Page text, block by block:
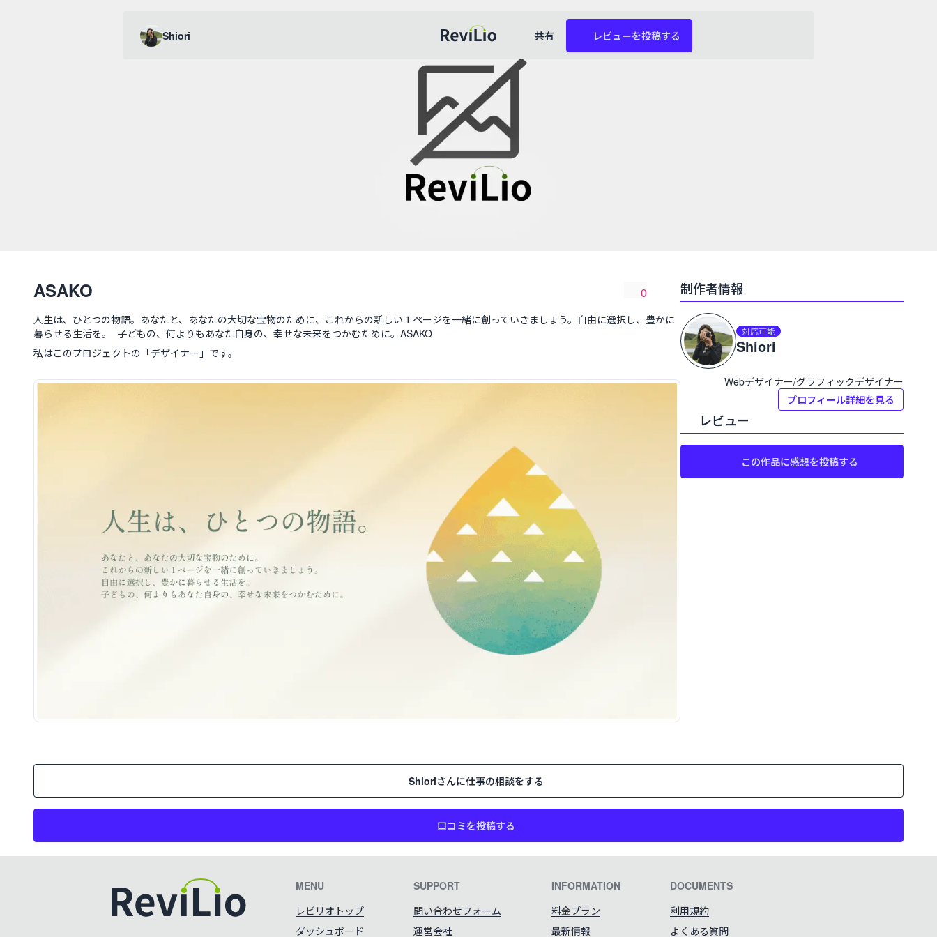
Shiori レビリオ 共有 レビューを投稿する
ASAKO 0
共有
人生は、ひとつの物語。あなたと、あなたの大切な宝物のために、これからの新しい１ページを一緒に創っていきましょう。自由に選択し、豊かに
暮らせる生活を。 子どもの、何よりもあなた自身の、幸せな未来をつかむために。ASAKO
私はこのプロジェクトの「デザイナー 」です。
制作者情報
プロフィール:
対応可能
Shiori
Webデザイナー/グラフィックデザイナー
プロフィール詳細を見る
レビュー
この作品に感想を投稿する
Shioriさんに仕事の相談をする
口コミを投稿する
MENU
レビリオトップ
ダッシュボード
SUPPORT
問い合わせフォーム
運営会社
INFORMATION
料金プラン
最新情報
DOCUMENTS
利用規約
よくある質問